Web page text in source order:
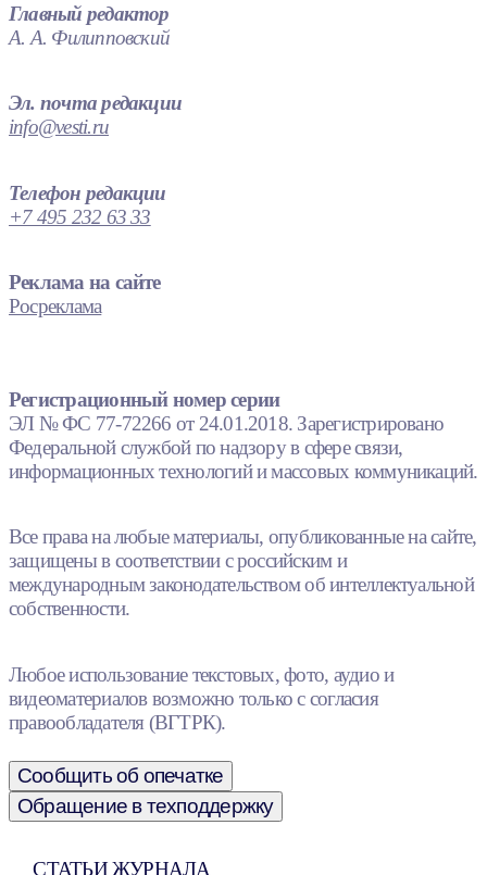
Главный редактор
А. А. Филипповский
Эл. почта редакции
info@vesti.ru
Телефон редакции
+7 495 232 63 33
Реклама на сайте
Росреклама
Регистрационный номер серии
ЭЛ № ФС 77-72266 от 24.01.2018. Зарегистрировано
Федеральной службой по надзору в сфере связи,
информационных технологий и массовых коммуникаций.
Все права на любые материалы, опубликованные на сайте,
защищены в соответствии с российским и
международным законодательством об интеллектуальной
собственности.
Любое использование текстовых, фото, аудио и
видеоматериалов возможно только с согласия
правообладателя (ВГТРК).
Сообщить об опечатке
Обращение в техподдержку
СТАТЬИ ЖУРНАЛА